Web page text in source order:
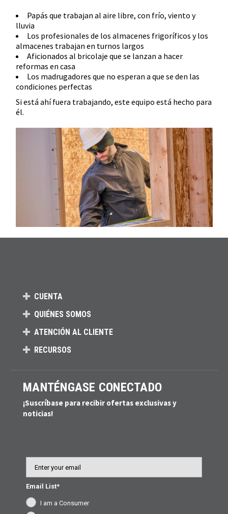
Papás que trabajan al aire libre, con frío, viento y
lluvia
Los profesionales de los almacenes frigoríficos y los
almacenes trabajan en turnos largos
Aficionados al bricolaje que se lanzan a hacer
reformas en casa
Los madrugadores que no esperan a que se den las
condiciones perfectas
Si está ahí fuera trabajando, este equipo está hecho para
él.
CUENTA
QUIÉNES SOMOS
ATENCIÓN AL CLIENTE
RECURSOS
MANTÉNGASE CONECTADO
¡Suscríbase para recibir ofertas exclusivas y
noticias!
Email List*
I am a Consumer